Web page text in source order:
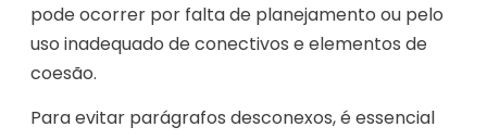
pode ocorrer por falta de planejamento ou pelo
uso inadequado de conectivos e elementos de
coesão.
Para evitar parágrafos desconexos, é essencial